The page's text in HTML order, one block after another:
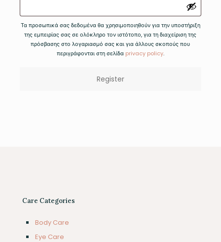
Τα προσωπικά σας δεδομένα θα χρησιμοποιηθούν για την υποστήριξη
της εμπειρίας σας σε ολόκληρο τον ιστότοπο, για τη διαχείριση της
πρόσβασης στο λογαριασμό σας και για άλλους σκοπούς που
περιγράφονται στη σελίδα privacy policy.
Register
Care Categories
Body Care
Eye Care